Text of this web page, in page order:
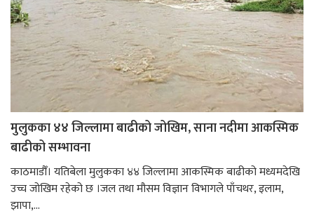
मुलुकका ४४ जिल्लामा बाढीको जोखिम, साना नदीमा आकस्मिक
बाढीको सम्भावना
काठमाडौँ। यतिबेला मुलुकका ४४ जिल्लामा आकस्मिक बाढीको मध्यमदेखि
उच्च जोखिम रहेको छ ।जल तथा मौसम विज्ञान विभागले पाँचथर, इलाम,
झापा,...